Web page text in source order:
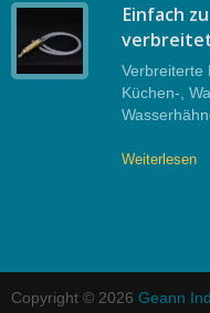
Einfach
Verbreiterte
Küchen-,
Weiterlesen
Copyright © 2026 Geann